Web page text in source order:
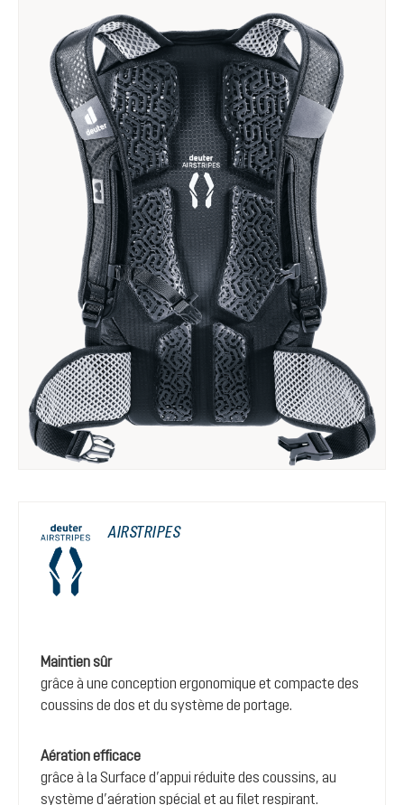
AIRSTRIPES
Maintien sûr
grâce à une conception ergonomique et compacte des
coussins de dos et du système de portage.
Aération efficace
grâce à la Surface d’appui réduite des coussins, au
système d’aération spécial et au filet respirant.